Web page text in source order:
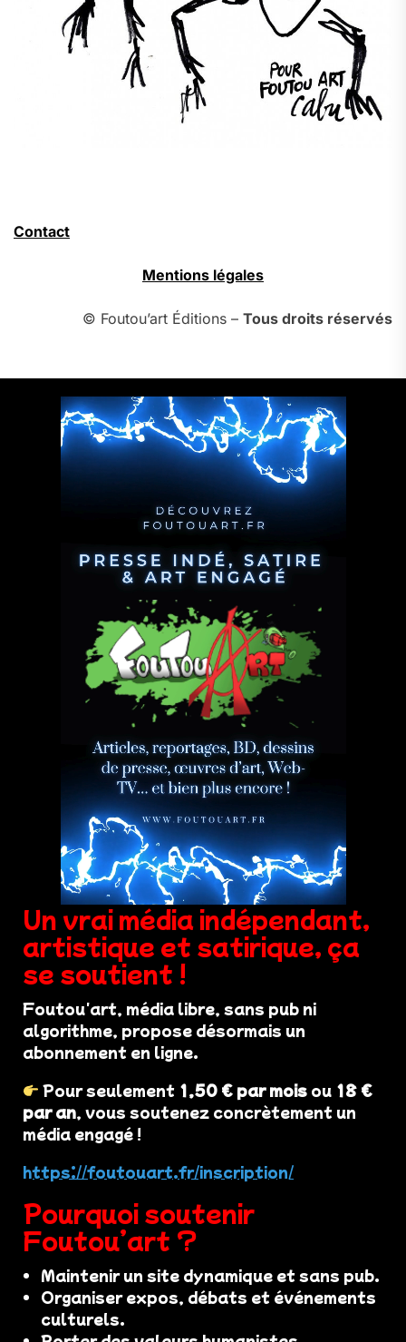
Contact
Mentions légales
© Foutou’art Éditions – Tous droits réservés
Un vrai média indépendant,
artistique et satirique, ça
se soutient !
Foutou'art, média libre, sans pub ni
algorithme, propose désormais un
abonnement en ligne.
Pour seulement 1,50 € par mois ou 18 €
par an, vous soutenez concrètement un
média engagé !
https://foutouart.fr/inscription/
Pourquoi soutenir
Foutou’art ?
Maintenir un site dynamique et sans pub.
Organiser expos, débats et événements
culturels.